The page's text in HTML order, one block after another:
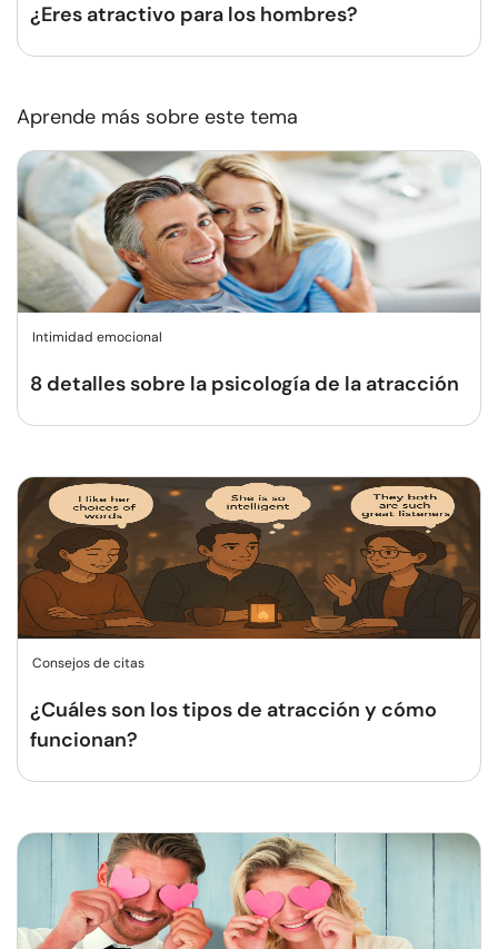
¿Eres atractivo para los hombres?
Aprende más sobre este tema
Intimidad emocional
8 detalles sobre la psicología de la atracción
Consejos de citas
¿Cuáles son los tipos de atracción y cómo
funcionan?